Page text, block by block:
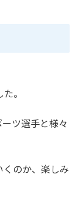
。
ツ選手と様々
のか、楽しみ